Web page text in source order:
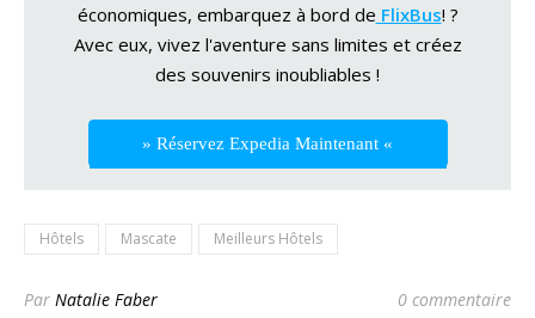
économiques, embarquez à bord de FlixBus! ?
Avec eux, vivez l'aventure sans limites et créez
des souvenirs inoubliables !
» Réservez Expedia Maintenant «
Hôtels Mascate Meilleurs Hôtels
Par Natalie Faber 0 commentaire